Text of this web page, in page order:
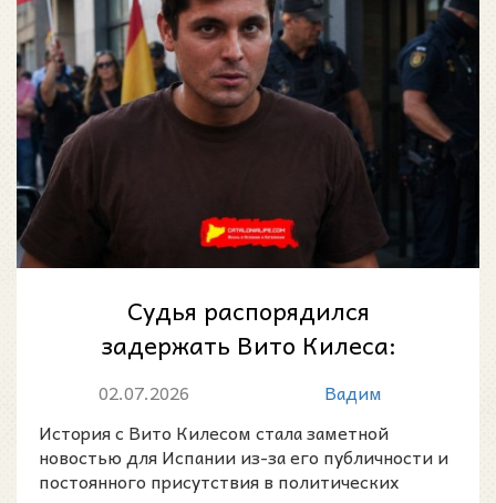
Судья распорядился
задержать Вито Килеса:
почему полиция искала
известного политического и...
02.07.2026
Вадим
История с Вито Килесом стала заметной
новостью для Испании из-за его публичности и
постоянного присутствия в политических